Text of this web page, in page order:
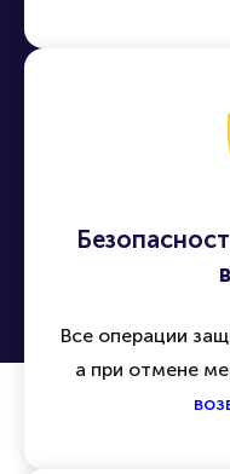
Все операции
а при отмене